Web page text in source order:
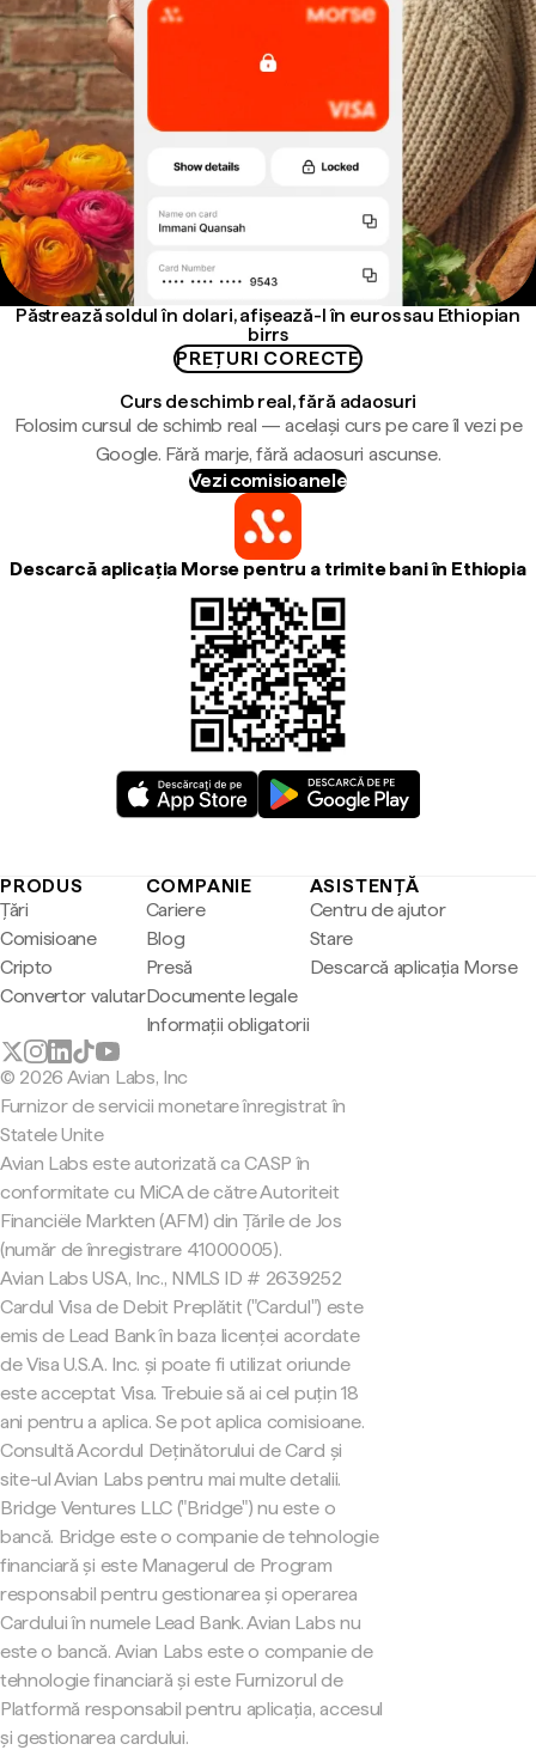
Păstrează soldul în dolari, afișează-l în euros sau Ethiopian
birrs
PREȚURI CORECTE
Curs de schimb real, fără adaosuri
Folosim cursul de schimb real — același curs pe care îl vezi pe
Google. Fără marje, fără adaosuri ascunse.
Vezi comisioanele
Descarcă aplicația Morse pentru a trimite bani în Ethiopia
PRODUS
Țări
Comisioane
Cripto
Convertor valutar
COMPANIE
Cariere
Blog
Presă
Documente legale
Informații obligatorii
ASISTENȚĂ
Centru de ajutor
Stare
Descarcă aplicația Morse
© 2026 Avian Labs, Inc
Furnizor de servicii monetare înregistrat în
Statele Unite
Avian Labs este autorizată ca CASP în
conformitate cu MiCA de către Autoriteit
Financiële Markten (AFM) din Țările de Jos
(număr de înregistrare 41000005).
Avian Labs USA, Inc., NMLS ID # 2639252
Cardul Visa de Debit Preplătit ("Cardul") este
emis de Lead Bank în baza licenței acordate
de Visa U.S.A. Inc. și poate fi utilizat oriunde
este acceptat Visa. Trebuie să ai cel puțin 18
ani pentru a aplica. Se pot aplica comisioane.
Consultă Acordul Deținătorului de Card și
site-ul Avian Labs pentru mai multe detalii.
Bridge Ventures LLC ("Bridge") nu este o
bancă. Bridge este o companie de tehnologie
financiară și este Managerul de Program
responsabil pentru gestionarea și operarea
Cardului în numele Lead Bank. Avian Labs nu
este o bancă. Avian Labs este o companie de
tehnologie financiară și este Furnizorul de
Platformă responsabil pentru aplicația, accesul
și gestionarea cardului.